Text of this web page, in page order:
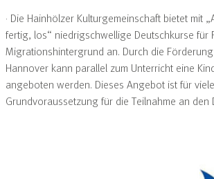
· Die Hainhölzer Kulturgemeinschaft bietet mit
fertig, los“ niedrigschwellige Deutschkurse für
Migrationshintergrund an. Durch die
Hannover kann parallel zum Unterricht eine
angeboten werden. Dieses Angebot ist für
Grundvoraussetzung für die Teilnahme an den